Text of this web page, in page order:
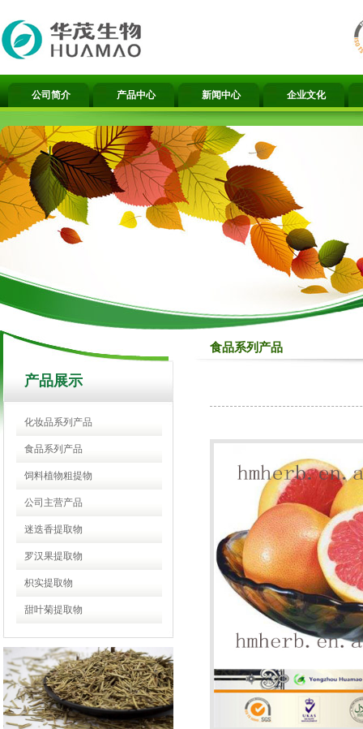
公司简介 产品中心 新闻中心 企业文化
产品展示
化妆品系列产品
食品系列产品
饲料植物粗提物
公司主营产品
迷迭香提取物
罗汉果提取物
枳实提取物
甜叶菊提取物
食品系列产品